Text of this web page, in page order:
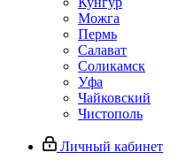
Можга
Пермь
Салават
Соликамск
Уфа
Чайковский
Чистополь
Личный кабинет